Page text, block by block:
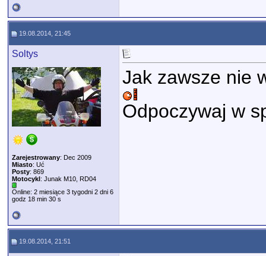
19.08.2014, 21:45
Soltys
Zarejestrowany: Dec 2009
Miasto: Uć
Posty: 869
Motocykl: Junak M10, RD04
Online: 2 miesiące 3 tygodni 2 dni 6
godz 18 min 30 s
Jak zawsze nie
Odpoczywaj w
19.08.2014, 21:51